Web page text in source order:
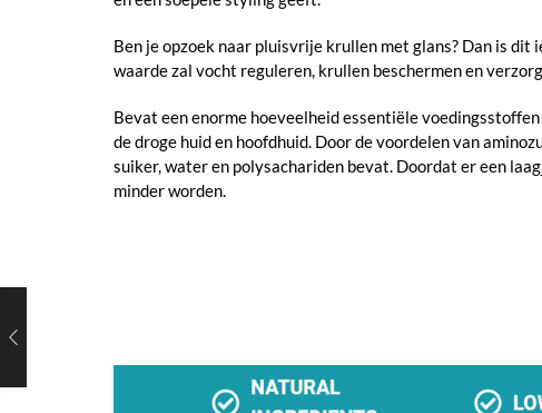
Ben je opzoek naar pluisvrije krullen met glans? Dan is
waarde zal vocht reguleren, krullen beschermen en
Bevat een enorme hoeveelheid essentiële
de droge huid en hoofdhuid. Door de voordelen van
suiker, water en polysachariden bevat. Doordat er een
minder worden.